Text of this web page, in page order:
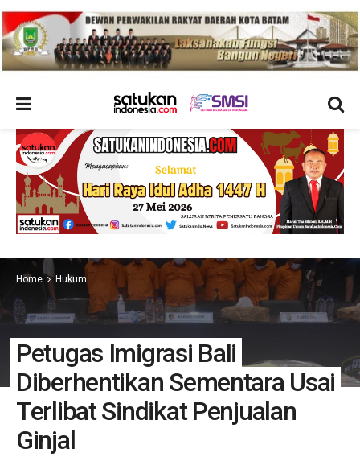
Home Hukum
Petugas Imigrasi Bali
Diberhentikan Sementara Usai
Terlibat Sindikat Penjualan
Ginjal